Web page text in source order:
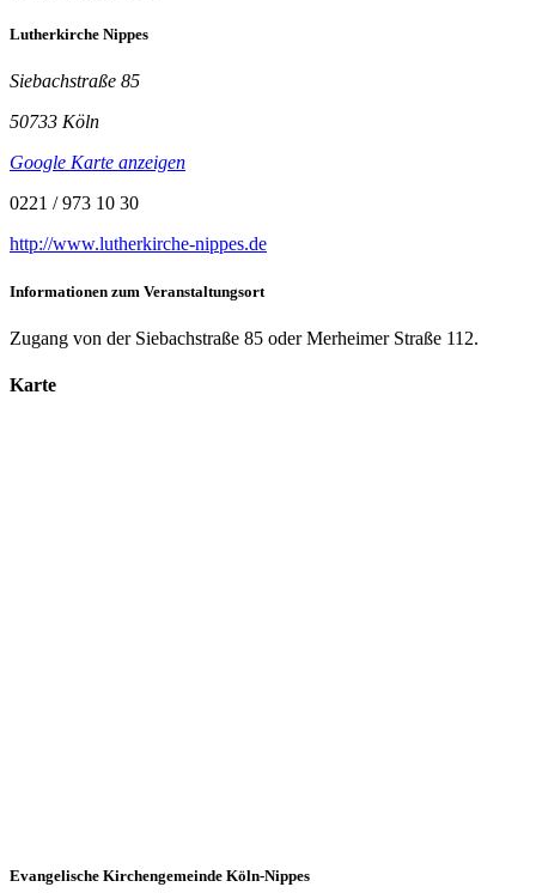
Lutherkirche Nippes
Siebachstraße 85
50733 Köln
Google Karte anzeigen
0221 / 973 10 30
http://www.lutherkirche-nippes.de
Informationen zum Veranstaltungsort
Zugang von der Siebachstraße 85 oder Merheimer Straße 112.
Karte
Evangelische Kirchengemeinde Köln-Nippes